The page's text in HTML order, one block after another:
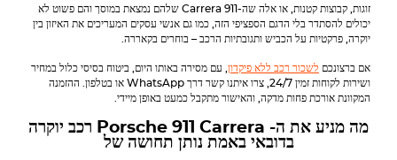
זוגות, קבוצות קטנות, או אלה שה-911 Carrera שלהם נמצאת במוסך והם פשוט לא
יכולים להסתדר בלי הדגם הספציפי הזה, כמו גם אנשי עסקים המעריכים את האיזון בין
יוקרה, פרקטיות על הכביש ותגובתיות הרכב – בוחרים בקאררה.
אם ברצונכם לשכור רכב ללא פיקדון , עם מסירה באותו היום, ביטוח בסיסי כלול במחיר
ושירות לקוחות זמין 24/7, צרו איתנו קשר דרך WhatsApp או בטלפון. ההזמנה
המקוונת אורכת פחות מדקה, והאישור מתקבל כמעט באופן מיידי.
מה מניע את ה- Porsche 911 Carrera רכב יוקרה
בדובאי באמת נותן תחושה של